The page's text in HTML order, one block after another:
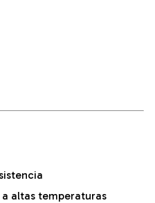
altas temperaturas